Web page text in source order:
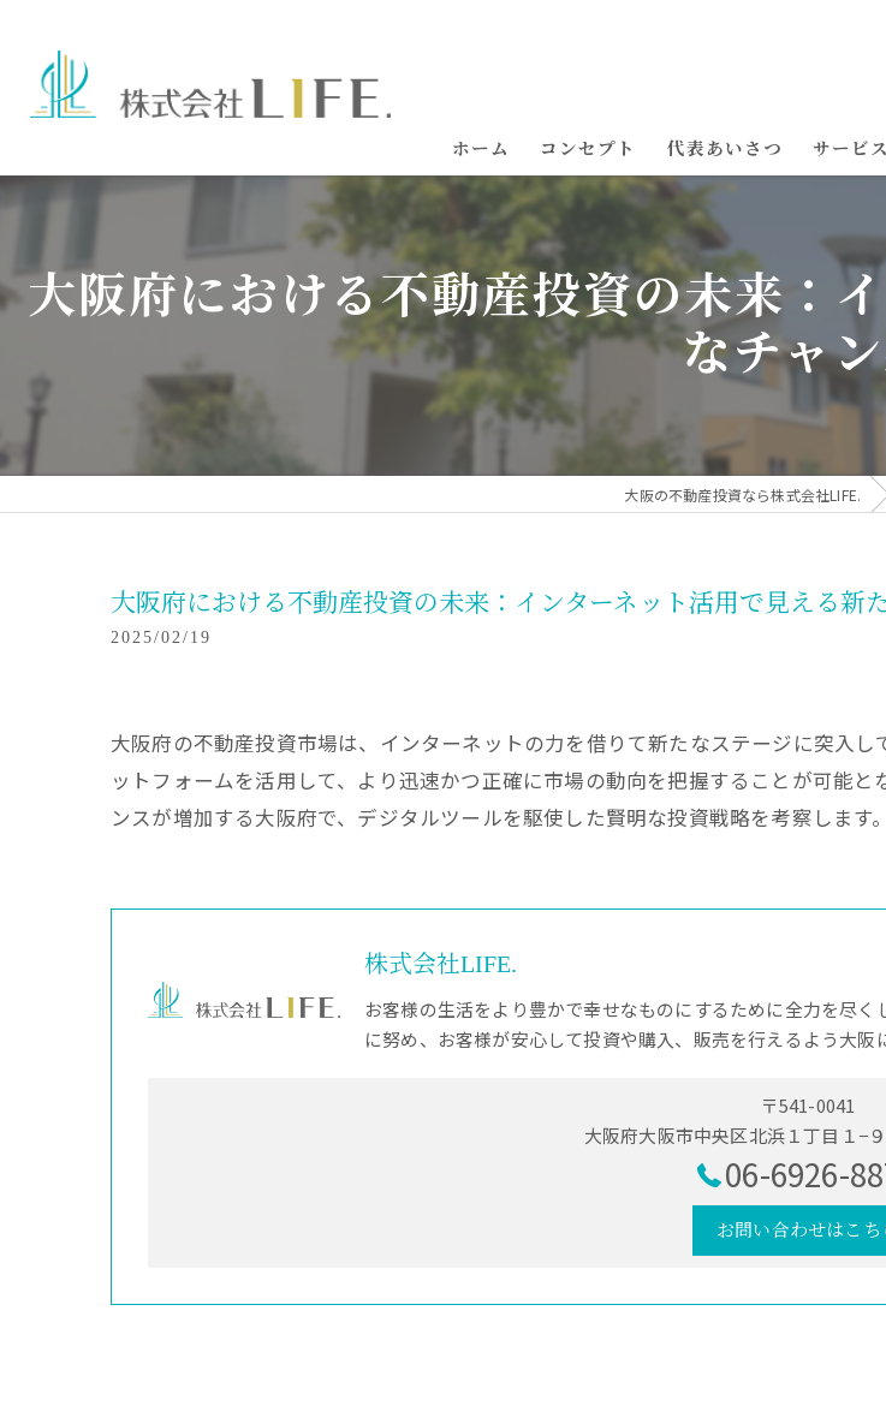
ホーム コンセプト 代表あいさつ サービス
大阪府における不動産投資の未来：
なチャ
大阪の不動産投資なら株式会社LIFE.
大阪府における不動産投資の未来：インターネット活用で見える新
2025/02/19
大阪府の不動産投資市場は、インターネットの力を借りて新たなステージに突入
ットフォームを活用して、より迅速かつ正確に市場の動向を把握することが可能
ンスが増加する大阪府で、デジタルツールを駆使した賢明な投資戦略を考察します。
株式会社LIFE.
お客様の生活をより豊かで幸せなものにするために全力を尽
に努め、お客様が安心して投資や購入、販売を行えるよう大阪
〒541-0041
大阪府大阪市中央区北浜１丁目１−
06-6926-
お問い合わせはこち